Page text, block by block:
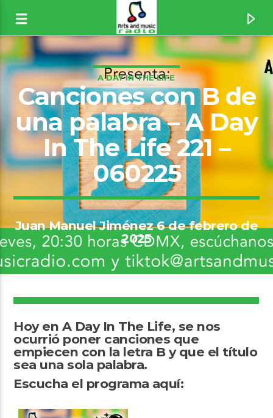
Canción actual
Common People [1wJU]
William Shatner
Arts And Music Radio
A DAY IN THE LIFE
Canciones con B de
una palabra – A Day
In The Life 221 –
060225
Juan Manuel Jiménez 6 de febrero de
2025
Hoy en A Day In The Life, se nos
ocurrió poner canciones que
empiecen con la letra B y que el título
sea una sola palabra.
Escucha el programa aquí: